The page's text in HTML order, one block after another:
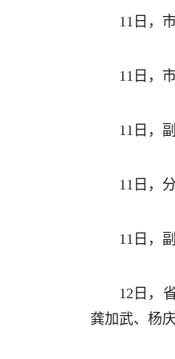
11日，
11日，
11日，
11日，
11日，
12日，
龚加武、杨